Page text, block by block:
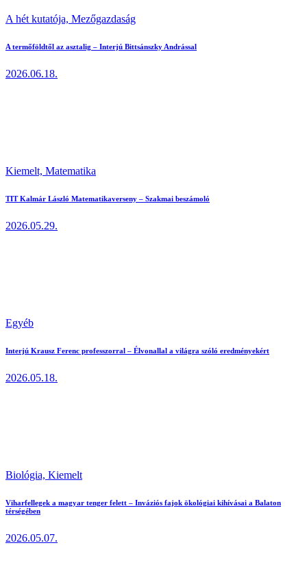
A hét kutatója, Mezőgazdaság
A termőföldtől az asztalig – Interjú Bittsánszky Andrással
2026.06.18.
Kiemelt, Matematika
TIT Kalmár László Matematikaverseny – Szakmai beszámoló
2026.05.29.
Egyéb
Interjú Krausz Ferenc professzorral – Élvonallal a világra szóló eredményekért
2026.05.18.
Biológia, Kiemelt
Viharfellegek a magyar tenger felett – Inváziós fajok ökológiai kihívásai a Balaton
térségében
2026.05.07.